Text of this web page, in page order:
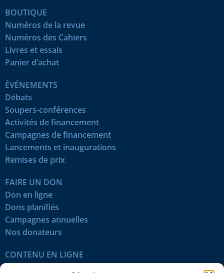
BOUTIQUE
Numéros de la revue
Numéros des Cahiers
Livres et essais
Panier d’achat
ÉVÉNEMENTS
Débats
Soupers-conférences
Activités de financement
Campagnes de financement
Lancements et inaugurations
Remises de prix
FAIRE UN DON
Don en ligne
Dons planifiés
Campagnes annuelles
Nos donateurs
CONTENU EN LIGNE
Tous les articles